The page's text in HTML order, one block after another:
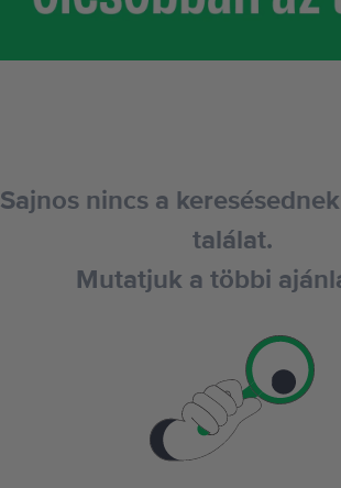
Sajnos nincs a
találat.
Mutatjuk a többi